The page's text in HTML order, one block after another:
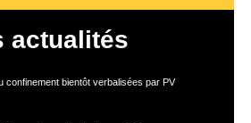
actualités
confinement bientôt verbalisées par PV